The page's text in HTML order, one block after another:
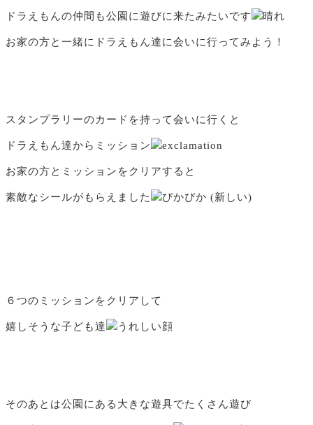
ドラえもんの仲間も公園に遊びに来たみたいです
お家の方と一緒にドラえもん達に会いに行ってみよう！
スタンプラリーのカードを持って会いに行くと
ドラえもん達からミッション
お家の方とミッションをクリアすると
素敵なシールがもらえました
６つのミッションをクリアして
嬉しそうな子ども達
そのあとは公園にある大きな遊具でたくさん遊び